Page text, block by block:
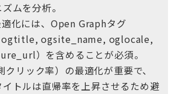
ムを分析。
化には、Open Graphタグ
ogtitle, ogsite_name, oglocale,
）を含めることが必須。
リック率）の最適化が重要で、
トルは直帰率を上昇させるため避